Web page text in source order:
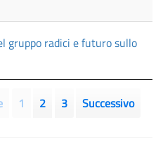
gruppo radici e futuro sullo
1 2 3 Successivo